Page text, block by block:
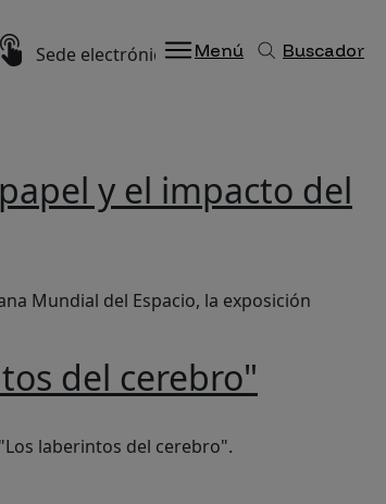
Menú
Sede electrónica Buscador
y el impacto del
Mundial del Espacio, la exposición
del cerebro"
laberintos del cerebro".